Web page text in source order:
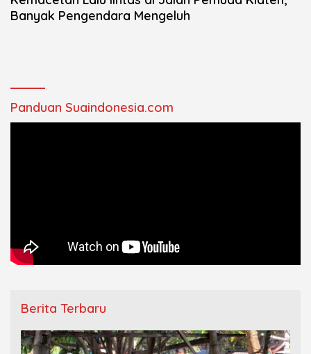
Banyak Pengendara Mengeluh
Panduan Suaindonesia.com
Berita Terbaru